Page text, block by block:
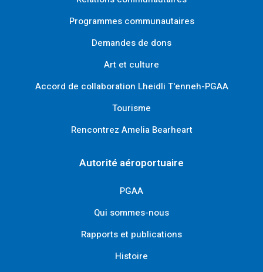
Programmes communautaires
Demandes de dons
Art et culture
Accord de collaboration Lheidli T'enneh-PGAA
Tourisme
Rencontrez Amelia Bearheart
Autorité aéroportuaire
PGAA
Qui sommes-nous
Rapports et publications
Histoire